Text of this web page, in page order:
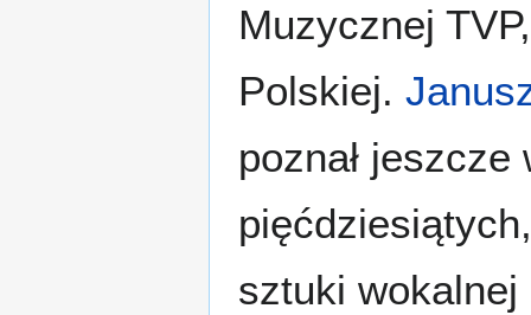
Muzycznej
Polskiej.
poznał
sztuki